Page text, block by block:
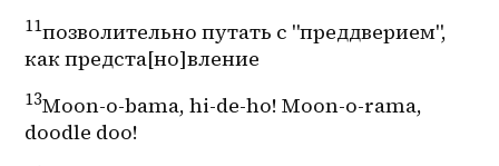
11позволительно путать с "преддверием",
как предста[но]вление
13Moon-o-bama, hi-de-ho! Moon-o-rama,
doodle doo!